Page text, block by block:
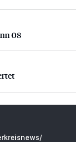
08
08